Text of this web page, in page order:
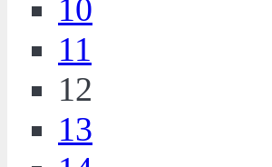
10
11
12
13